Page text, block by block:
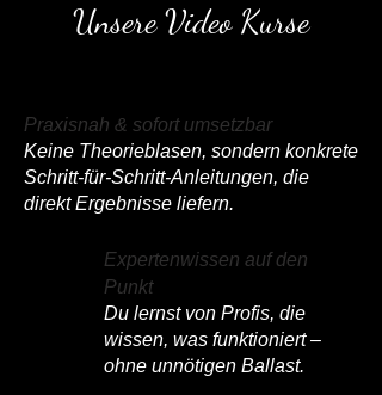
Unsere Video Kurse
Praxisnah & sofort umsetzbar
Keine Theorieblasen, sondern konkrete
Schritt-für-Schritt-Anleitungen, die
direkt Ergebnisse liefern.
Expertenwissen auf den
Punkt
Du lernst von Profis, die
wissen, was funktioniert –
ohne unnötigen Ballast.